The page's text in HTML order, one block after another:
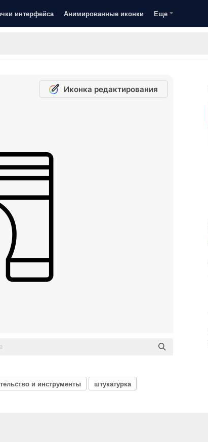
интерфейса Анимированные иконки Еще
Иконка редактирования
и инструменты штукатурка